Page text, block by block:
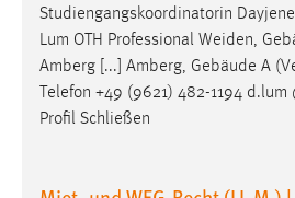
Telefon +49 (9621) 482-1194 d.lum
Profil Schließen
Miet- und WEG-Recht (LL.M.) |